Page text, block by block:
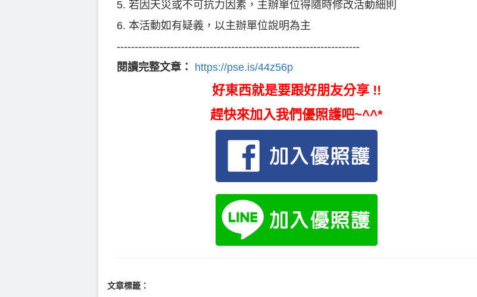
5. 若因天災或不可抗力因素，主辦單位得隨時修改活動細則
6. 本活動如有疑義，以主辦單位說明為主
--------------------------------------------------------------------
閱讀完整文章：
https://pse.is/44z56p
好東西就是要跟好朋友分享 !!
趕快來加入我們優照護吧~^^*
文章標籤：